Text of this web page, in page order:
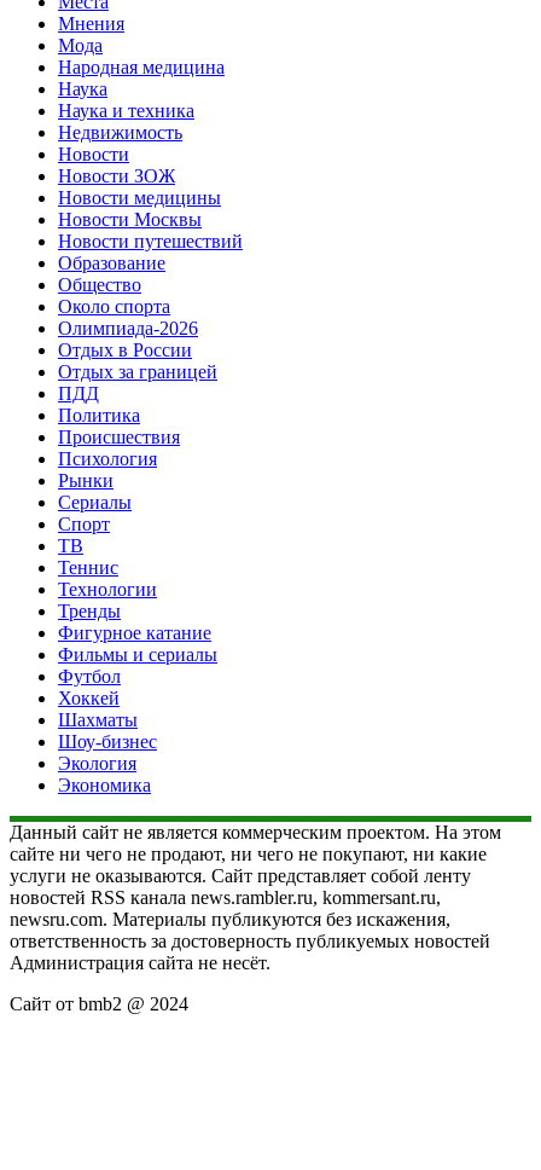
Мнения
Мода
Народная медицина
Наука
Наука и техника
Недвижимость
Новости
Новости ЗОЖ
Новости медицины
Новости Москвы
Новости путешествий
Образование
Общество
Около спорта
Олимпиада-2026
Отдых в России
Отдых за границей
ПДД
Политика
Происшествия
Психология
Рынки
Сериалы
Спорт
ТВ
Теннис
Технологии
Тренды
Фигурное катание
Фильмы и сериалы
Футбол
Хоккей
Шахматы
Шоу-бизнес
Экология
Экономика
Данный сайт не является коммерческим проектом. На этом
сайте ни чего не продают, ни чего не покупают, ни какие
услуги не оказываются. Сайт представляет собой ленту
новостей RSS канала news.rambler.ru, kommersant.ru,
newsru.com. Материалы публикуются без искажения,
ответственность за достоверность публикуемых новостей
Администрация сайта не несёт.
Сайт от bmb2 @ 2024